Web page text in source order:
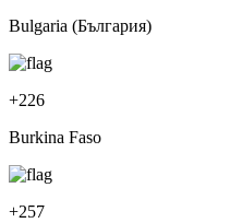
Bulgaria (България)
+226
Burkina Faso
+257